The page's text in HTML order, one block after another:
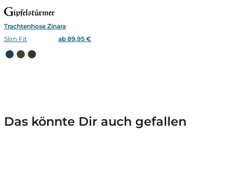
Trachtenhose Zinara
Slim Fit
ab 89,95 €
Das könnte Dir auch gefallen